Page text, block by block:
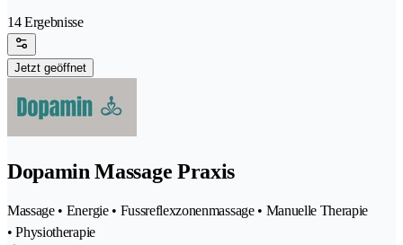
14 Ergebnisse
Jetzt geöffnet
Dopamin Massage Praxis
Massage • Energie • Fussreflexzonenmassage • Manuelle Therapie
• Physiotherapie